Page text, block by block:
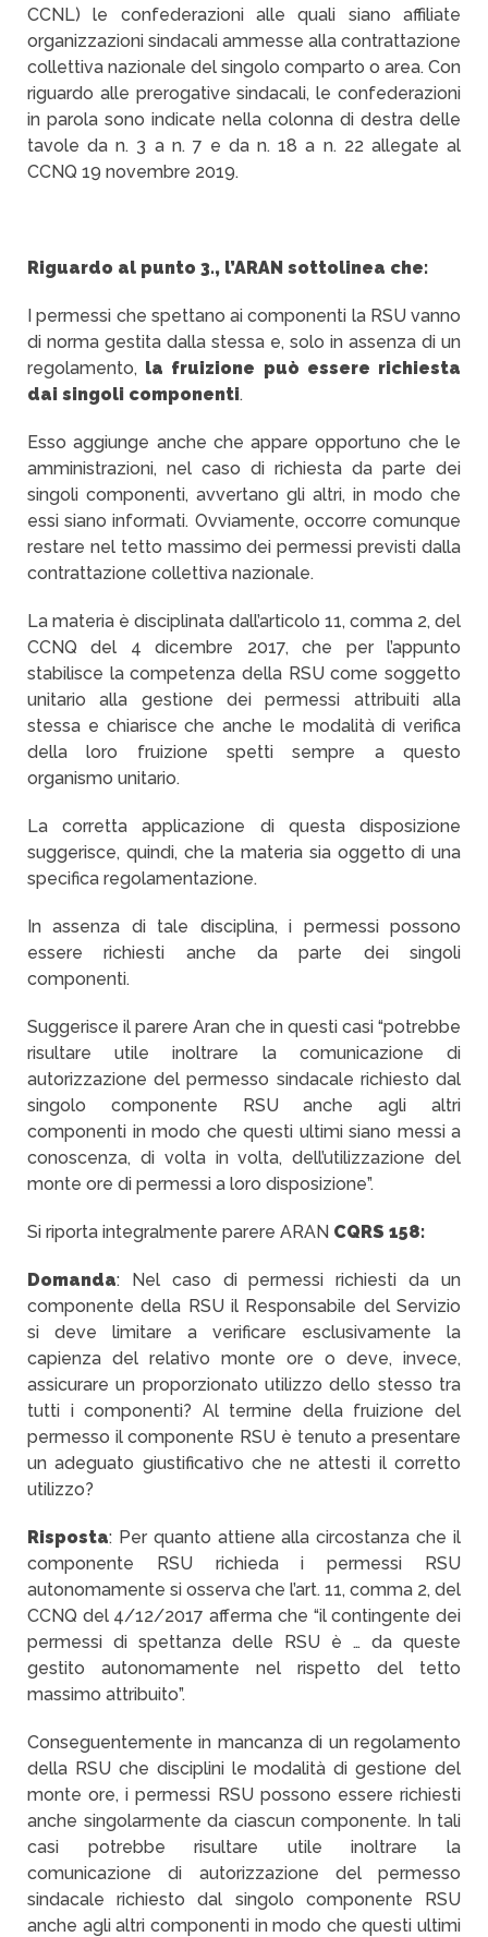
CCNL) le confederazioni alle quali siano affiliate
organizzazioni sindacali ammesse alla contrattazione
collettiva nazionale del singolo comparto o area. Con
riguardo alle prerogative sindacali, le confederazioni
in parola sono indicate nella colonna di destra delle
tavole da n. 3 a n. 7 e da n. 18 a n. 22 allegate al
CCNQ 19 novembre 2019.
Riguardo al punto 3., l’ARAN sottolinea che:
I permessi che spettano ai componenti la RSU vanno
di norma gestita dalla stessa e, solo in assenza di un
regolamento, la fruizione può essere richiesta
dai singoli componenti.
Esso aggiunge anche che appare opportuno che le
amministrazioni, nel caso di richiesta da parte dei
singoli componenti, avvertano gli altri, in modo che
essi siano informati. Ovviamente, occorre comunque
restare nel tetto massimo dei permessi previsti dalla
contrattazione collettiva nazionale.
La materia è disciplinata dall’articolo 11, comma 2, del
CCNQ del 4 dicembre 2017, che per l’appunto
stabilisce la competenza della RSU come soggetto
unitario alla gestione dei permessi attribuiti alla
stessa e chiarisce che anche le modalità di verifica
della loro fruizione spetti sempre a questo
organismo unitario.
La corretta applicazione di questa disposizione
suggerisce, quindi, che la materia sia oggetto di una
specifica regolamentazione.
In assenza di tale disciplina, i permessi possono
essere richiesti anche da parte dei singoli
componenti.
Suggerisce il parere Aran che in questi casi “potrebbe
risultare utile inoltrare la comunicazione di
autorizzazione del permesso sindacale richiesto dal
singolo componente RSU anche agli altri
componenti in modo che questi ultimi siano messi a
conoscenza, di volta in volta, dell’utilizzazione del
monte ore di permessi a loro disposizione”.
Si riporta integralmente parere ARAN CQRS 158:
Domanda: Nel caso di permessi richiesti da un
componente della RSU il Responsabile del Servizio
si deve limitare a verificare esclusivamente la
capienza del relativo monte ore o deve, invece,
assicurare un proporzionato utilizzo dello stesso tra
tutti i componenti? Al termine della fruizione del
permesso il componente RSU è tenuto a presentare
un adeguato giustificativo che ne attesti il corretto
utilizzo?
Risposta: Per quanto attiene alla circostanza che il
componente RSU richieda i permessi RSU
autonomamente si osserva che l’art. 11, comma 2, del
CCNQ del 4/12/2017 afferma che “il contingente dei
permessi di spettanza delle RSU è … da queste
gestito autonomamente nel rispetto del tetto
massimo attribuito”.
Conseguentemente in mancanza di un regolamento
della RSU che disciplini le modalità di gestione del
monte ore, i permessi RSU possono essere richiesti
anche singolarmente da ciascun componente. In tali
casi potrebbe risultare utile inoltrare la
comunicazione di autorizzazione del permesso
sindacale richiesto dal singolo componente RSU
anche agli altri componenti in modo che questi ultimi